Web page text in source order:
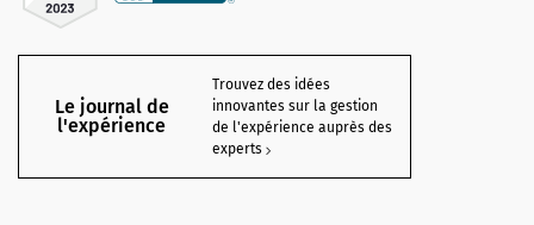
Le journal de
l'expérience
Trouvez des idées
innovantes sur la gestion
de l'expérience auprès des
experts